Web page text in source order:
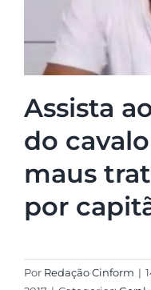
Assista
do
maus
por
Por Redação Cinform |